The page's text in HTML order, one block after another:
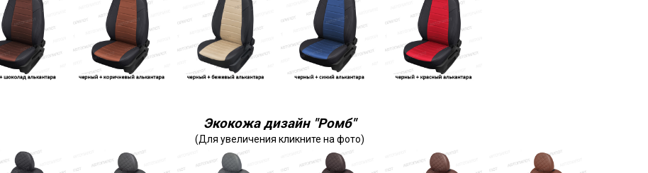
Экокожа дизайн "Ромб"
(Для увеличения кликните на фото)